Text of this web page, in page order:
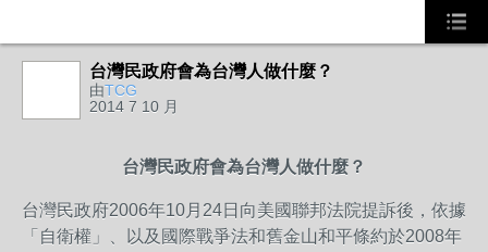
台灣民政府會為台灣人做什麼？
由TCG
2014 7 10 月
台灣民政府會為台灣人做什麼？
台灣民政府2006年10月24日向美國聯邦法院提訴後，依據
「自衛權」、以及國際戰爭法和舊金山和平條約於2008年